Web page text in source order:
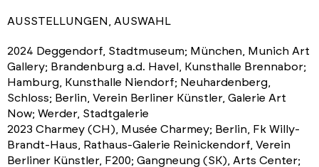
AUSSTELLUNGEN, AUSWAHL
2024 Deggendorf, Stadtmuseum; München, Munich Art
Gallery; Brandenburg a.d. Havel, Kunsthalle Brennabor;
Hamburg, Kunsthalle Niendorf; Neuhardenberg,
Schloss; Berlin, Verein Berliner Künstler, Galerie Art
Now; Werder, Stadtgalerie
2023 Charmey (CH), Musée Charmey; Berlin, Fk Willy-
Brandt-Haus, Rathaus-Galerie Reinickendorf, Verein
Berliner Künstler, F200; Gangneung (SK), Arts Center;